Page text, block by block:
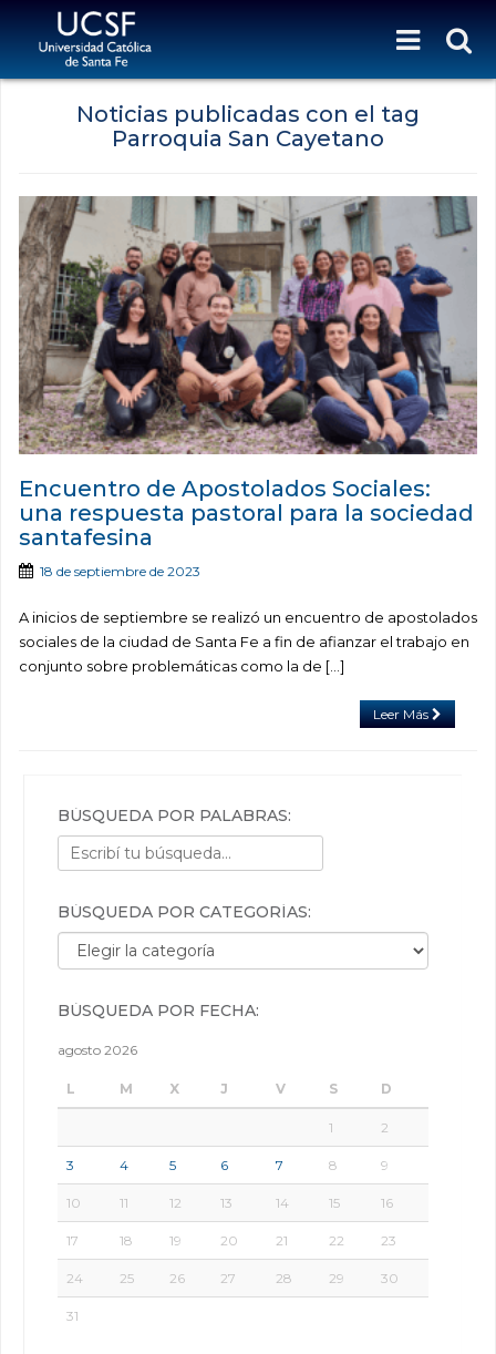
Noticias publicadas con el tag
Parroquia San Cayetano
Encuentro de Apostolados Sociales:
una respuesta pastoral para la sociedad
santafesina
18 de septiembre de 2023
A inicios de septiembre se realizó un encuentro de apostolados
sociales de la ciudad de Santa Fe a fin de afianzar el trabajo en
conjunto sobre problemáticas como la de […]
Leer Más
BÚSQUEDA POR PALABRAS:
BÚSQUEDA POR CATEGORÍAS:
Búsqueda por categorías:
BÚSQUEDA POR FECHA:
agosto 2026
L M X J V S D
1 2
3 4 5 6 7 8 9
10 11 12 13 14 15 16
17 18 19 20 21 22 23
24 25 26 27 28 29 30
31